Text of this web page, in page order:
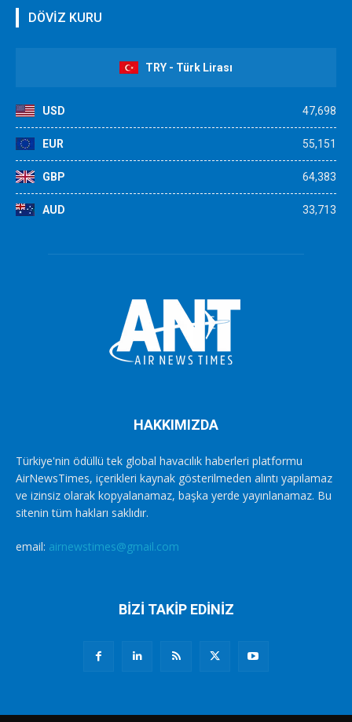
DÖVİZ KURU
TRY - Türk Lirası
USD 47,698
EUR 55,151
GBP 64,383
AUD 33,713
HAKKIMIZDA
Türkiye'nin ödüllü tek global havacılık haberleri platformu
AirNewsTimes, içerikleri kaynak gösterilmeden alıntı yapılamaz
ve izinsiz olarak kopyalanamaz, başka yerde yayınlanamaz. Bu
sitenin tüm hakları saklıdır.
email: airnewstimes@gmail.com
BİZİ TAKİP EDİNİZ